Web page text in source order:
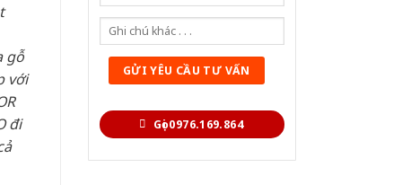
Gọi 0976.169.864
gỗ
với
đi